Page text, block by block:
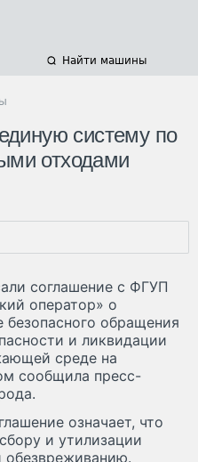
Найти машины
систему по
отходами
соглашение с ФГУП
оператор» о
обращения
и ликвидации
среде на
сообщила пресс-
означает, что
и утилизации